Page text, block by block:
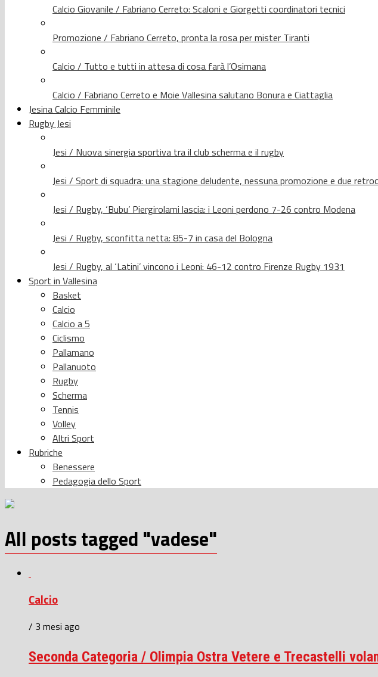
Calcio Giovanile / Fabriano Cerreto: Scaloni e Giorgetti coordinatori tecnici
Promozione / Fabriano Cerreto, pronta la rosa per mister Tiranti
Calcio / Tutto e tutti in attesa di cosa farà l’Osimana
Calcio / Fabriano Cerreto e Moie Vallesina salutano Bonura e Ciattaglia
Jesina Calcio Femminile
Rugby Jesi
Jesi / Nuova sinergia sportiva tra il club scherma e il rugby
Jesi / Sport di squadra: una stagione deludente, nessuna promozione e due
Jesi / Rugby, ‘Bubu’ Piergirolami lascia: i Leoni perdono 7-26 contro Modena
Jesi / Rugby, sconfitta netta: 85-7 in casa del Bologna
Jesi / Rugby, al ‘Latini’ vincono i Leoni: 46-12 contro Firenze Rugby 1931
Sport in Vallesina
Basket
Calcio
Calcio a 5
Ciclismo
Pallamano
Pallanuoto
Rugby
Scherma
Tennis
Volley
Altri Sport
Rubriche
Benessere
Pedagogia dello Sport
All posts tagged "vadese"
Calcio
/ 3 mesi ago
Seconda Categoria / Olimpia Ostra Vetere e Trecastelli